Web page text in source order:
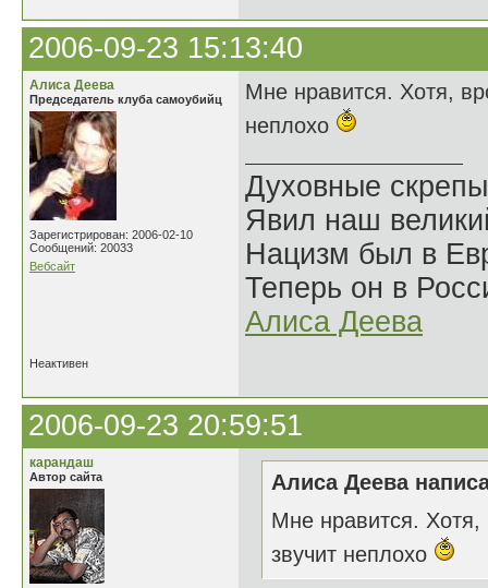
2006-09-23 15:13:40
Алиса Деева
Председатель клуба самоубийц
Зарегистрирован: 2006-02-10
Сообщений: 20033
Вебсайт
Мне нравится. Хотя,
неплохо
Духовные
Явил наш
Нацизм был в
Теперь он в
Алиса Деева
Неактивен
2006-09-23 20:59:51
карандаш
Автор сайта
Алиса Деева
Мне нравится. Хотя,
звучит неплохо